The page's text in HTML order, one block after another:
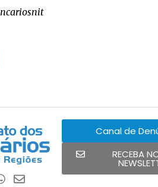
Canal de
RECEBA